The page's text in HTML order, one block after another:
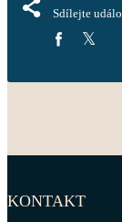
Sdílejte
KONTAKT